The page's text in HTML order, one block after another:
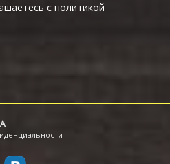
с политикой